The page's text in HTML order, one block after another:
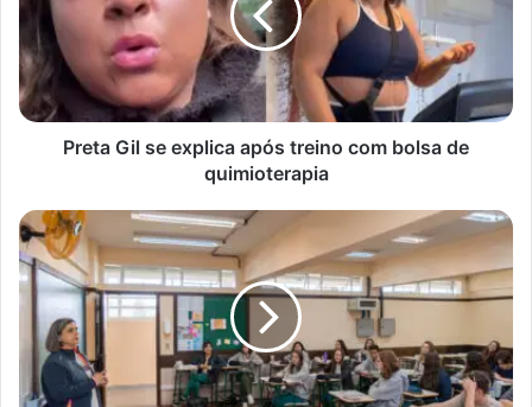
após
treino
com
bolsa
de
quimioterapia
Preta Gil se explica após treino com bolsa de
quimioterapia
Novos
critérios
para
uso
celular
dentro
da